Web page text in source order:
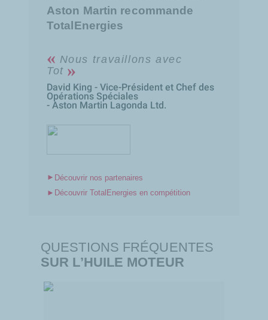
Aston Martin recommande
TotalEnergies
Nous travaillons avec
Total
David King - Vice-Président et Chef des
Opérations Spéciales
- Aston Martin Lagonda Ltd.
► Découvrir nos partenaires
► Découvrir TotalEnergies en compétition
QUESTIONS FRÉQUENTES
SUR L’HUILE MOTEUR